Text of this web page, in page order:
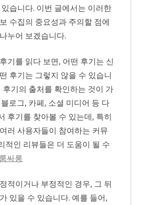
습니다. 이번 글에서는 이러한
수집의 중요성과 주의할 점에
누어 보겠습니다.
기를 읽다 보면, 어떤 후기는 신
후기는 그렇지 않을 수 있습니
후기의 출처를 확인하는 것이 가
로그, 카페, 소셜 미디어 등 다
후기를 찾아볼 수 있는데, 특히
러 사용자들이 참여하는 커뮤
적인 리뷰들은 더 도움이 될 수
싸롱
적이거나 부정적인 경우, 그 뒤
있을 수 있습니다. 예를 들어,